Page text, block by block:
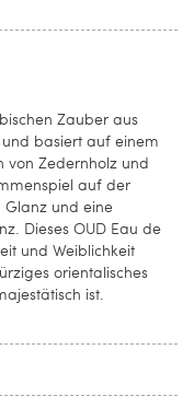
Zauber aus
basiert auf einem
Zedernholz und
auf der
und eine
Dieses OUD Eau de
und Weiblichkeit
orientalisches
ist.